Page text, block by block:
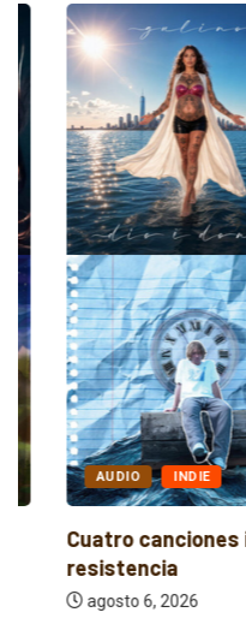
AUDIO INDIE
Cuatro canciones
resistencia
agosto 6, 2026